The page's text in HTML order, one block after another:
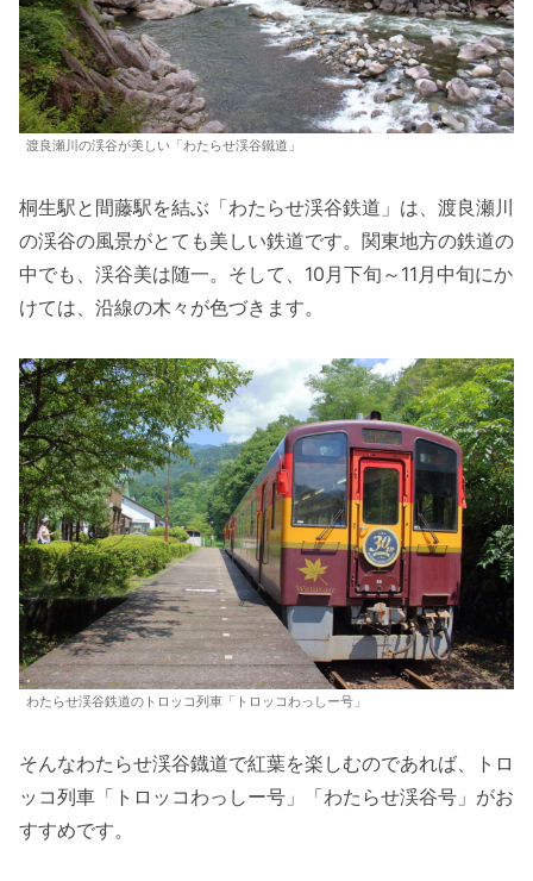
渡良瀬川の渓谷が美しい「わたらせ渓谷鐵道」
桐生駅と間藤駅を結ぶ「わたらせ渓谷鉄道」は、渡良瀬川
の渓谷の風景がとても美しい鉄道です。関東地方の鉄道の
中でも、渓谷美は随一。そして、10月下旬～11月中旬にか
けては、沿線の木々が色づきます。
わたらせ渓谷鉄道のトロッコ列車「トロッコわっしー号」
そんなわたらせ渓谷鐡道で紅葉を楽しむのであれば、トロ
ッコ列車「トロッコわっしー号」「わたらせ渓谷号」がお
すすめです。